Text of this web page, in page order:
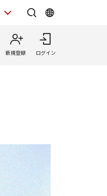
新規登録 ログイン